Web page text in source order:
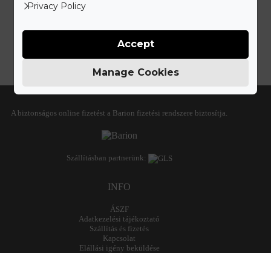
Hétfő-Péntek: 11.00 – 19.00
A biztonságos online fizetést a Barion fizetési rendszere biztosítja.
Szállításban partnerünk:
INFO
ÁSZF
Adatkezelési tájékoztató
Szállítás és fizetés
Kapcsolat
Elállási igény beküldése
Privacy Policy
Manage Cookies
Accept